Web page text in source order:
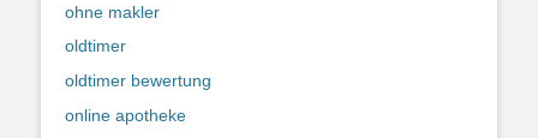
ohne makler
oldtimer
oldtimer bewertung
online apotheke